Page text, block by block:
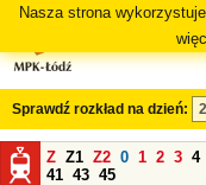
Nasza strona
Sprawdź rozkład na dzień:
Z Z1 Z2 0 1 2 3 4
41 43 45